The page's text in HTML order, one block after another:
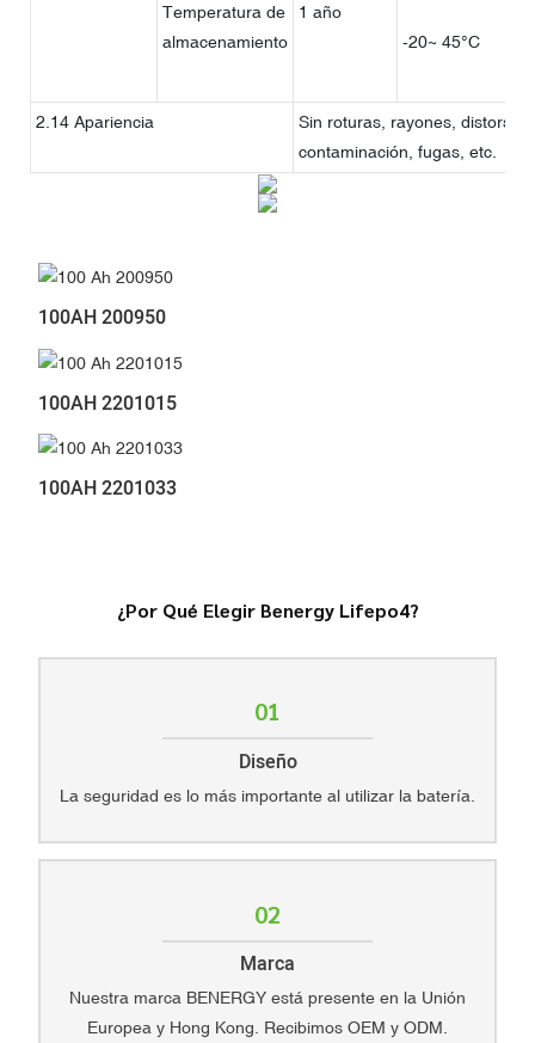
Temperatura de
almacenamiento
1 año
-20~ 45°C
2.14 Apariencia
Sin roturas, rayones,
contaminación, fugas, etc.
100AH 200950
100AH 2201015
100AH 2201033
¿Por Qué Elegir Benergy Lifepo4?
01
Diseño
La seguridad es lo más importante al utilizar la batería.
02
Marca
Nuestra marca BENERGY está presente en la Unión
Europea y Hong Kong. Recibimos OEM y ODM.